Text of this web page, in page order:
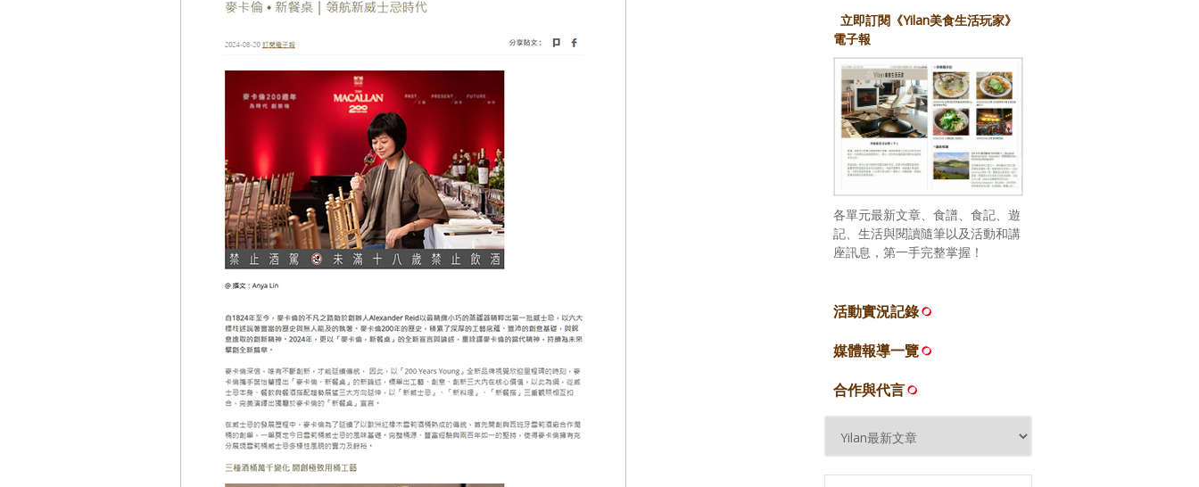
立即訂閱《Yilan美食生活玩家》
電子報
各單元最新文章、食譜、食記、遊
記、生活與閱讀隨筆以及活動和講
座訊息，第一手完整掌握！
活動實況記錄
媒體報導一覽
合作與代言